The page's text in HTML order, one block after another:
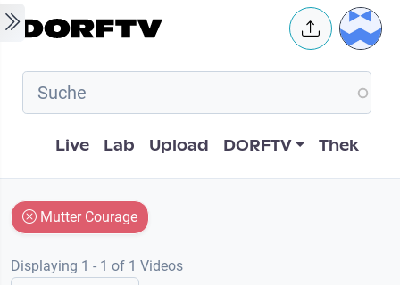
Skip to main content User
Hauptnavigation
Live Lab Upload DORFTV Thek
Mut­ter Cou­ra­ge
Displaying 1 - 1 of 1 Videos